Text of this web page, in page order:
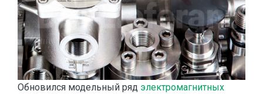
Обновился модельный ряд электромагнитных